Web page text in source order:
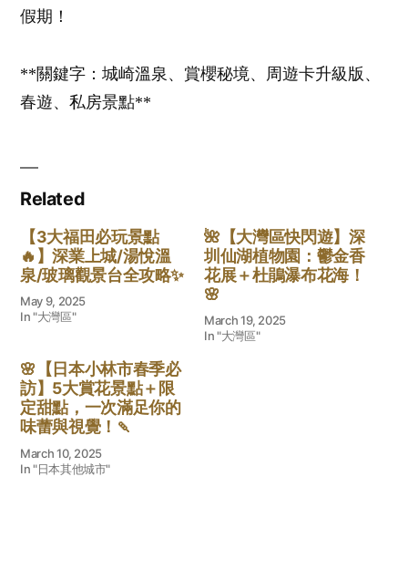
假期！
**關鍵字：城崎溫泉、賞櫻秘境、周遊卡升級版、
春遊、私房景點**
Related
【3大福田必玩景點
🔥】深業上城/湯悅溫
泉/玻璃觀景台全攻略✨
May 9, 2025
In "大灣區"
🌺【大灣區快閃遊】深
圳仙湖植物園：鬱金香
花展＋杜鵑瀑布花海！
🌸
March 19, 2025
In "大灣區"
🌸【日本小林市春季必
訪】5大賞花景點＋限
定甜點，一次滿足你的
味蕾與視覺！🍡
March 10, 2025
In "日本其他城市"